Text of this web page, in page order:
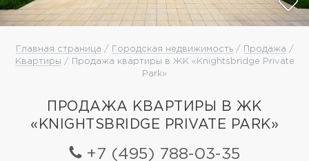
Главная страница / Городская недвижимость/ Продажа /
Квартиры / Продажа квартиры в ЖК «Knightsbridge Private
Park»
ПРОДАЖА КВАРТИРЫ В ЖК
«KNIGHTSBRIDGE PRIVATE PARK»
+7 (495) 788-03-35